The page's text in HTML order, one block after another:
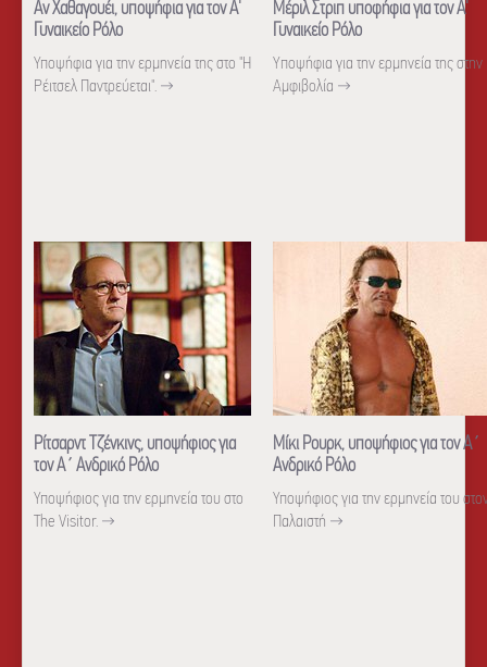
Αν Χαθαγουέι, υποψήφια για τον Α'
Γυναικείο Ρόλο
Υποψήφια για την ερμηνεία της στο "Η
Ρέιτσελ Παντρεύεται". →
Μέριλ Στριπ υποφήφια για τον Α'
Γυναικείο Ρόλο
Yποψήφια για την ερμηνεία της στην
Αμφιβολία →
Ρίτσαρντ Τζένκινς, υποψήφιος για
τον Α΄ Ανδρικό Ρόλο
Υποψήφιος για την ερμηνεία του στο
The Visitor. →
Μίκι Ρουρκ, υποψήφιος για τον Α΄
Ανδρικό Ρόλο
Υποψήφιος για την ερμηνεία του
Παλαιστή →